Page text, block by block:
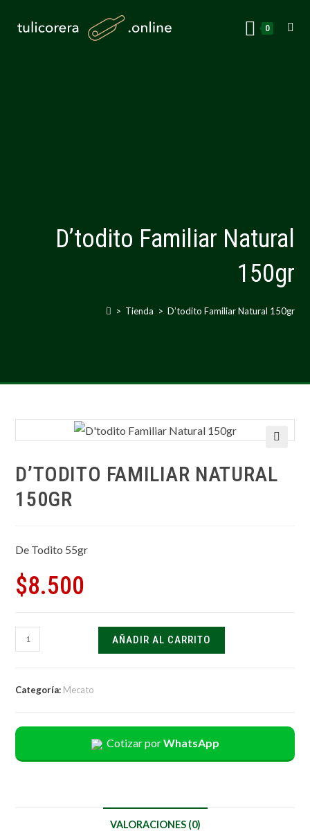
0
D’todito Familiar Natural
150gr
> Tienda > D’todito Familiar Natural 150gr
D’TODITO FAMILIAR NATURAL
150GR
De Todito 55gr
$8.500
AÑADIR AL CARRITO
Categoría: Mecato
Cotizar porWhatsApp
VALORACIONES (0)